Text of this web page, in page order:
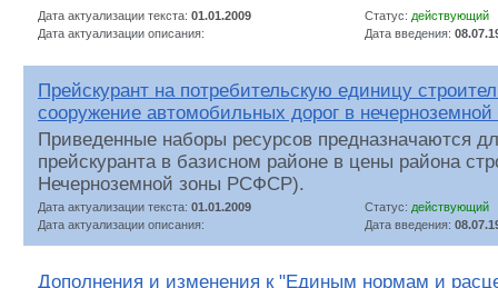
Дата актуализации текста: 01.01.2009 Статус: действующий
Дата актуализации описания:
Дата введения:
Прейскурант на потребительскую единицу
сооружение автомобильных дорог в
Приведенные наборы ресурсов предназначаются
прейскуранта в базисном районе в цены района
Нечерноземной зоны РСФСР).
Дата актуализации текста: 01.01.2009 Статус: действующий
Дата актуализации описания:
Дата введения:
Дополнения и изменения к "Единым нормам и